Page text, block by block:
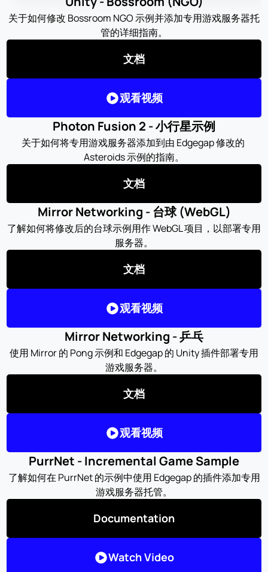
关于如何修改 Bossroom NGO 示例并添加专用游戏服务器托
管的详细指南。
文档
观看视频
Photon Fusion 2 - 小行星示例
关于如何将专用游戏服务器添加到由 Edgegap 修改的
Asteroids 示例的指南。
文档
Mirror Networking - 台球 (WebGL)
了解如何将修改后的台球示例用作 WebGL 项目，以部署专用
服务器。
文档
观看视频
Mirror Networking - 乒乓
使用 Mirror 的 Pong 示例和 Edgegap 的 Unity 插件部署专用
游戏服务器。
文档
观看视频
PurrNet - Incremental Game Sample
了解如何在 PurrNet 的示例中使用 Edgegap 的插件添加专用
游戏服务器托管。
Documentation
Watch Video